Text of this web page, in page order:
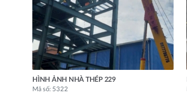
HÌNH ẢNH NHÀ THÉP 229
Mã số: 5322